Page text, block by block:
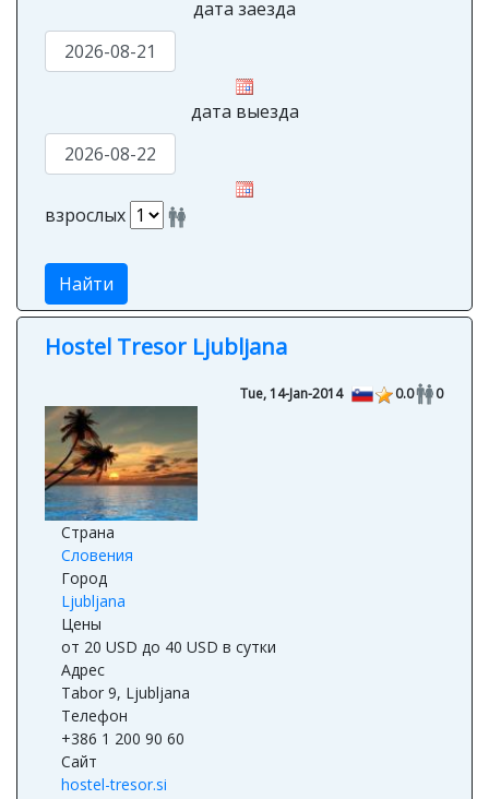
дата заезда
дата выезда
взрослых
Найти
Hostel Tresor Ljubljana
Tue, 14-Jan-2014 0.0 0
Страна
Словения
Город
Ljubljana
Цены
от 20 USD до 40 USD в сутки
Адрес
Tabor 9, Ljubljana
Телефон
+386 1 200 90 60
Сайт
hostel-tresor.si